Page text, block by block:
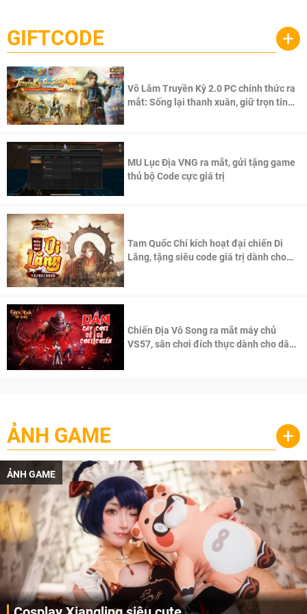
cầu, theo giấy phép chính thức từ công ty game Nhật Bản
Pocketpair, Inc.
GIFTCODE +
Võ Lâm Truyền Kỳ 2.0 PC chính thức ra
mắt: Sống lại thanh xuân, giữ trọn tinh
MU Lục Địa VNG ra mắt, gửi tặng game
thủ bộ Code cực giá trị
Tam Quốc Chí kích hoạt đại chiến Di
Lăng, tặng siêu code giá trị dành cho
Chiến Địa Vô Song ra mắt máy chủ
VS57, sân chơi đích thực dành cho dân
ẢNH GAME +
ẢNH GAME